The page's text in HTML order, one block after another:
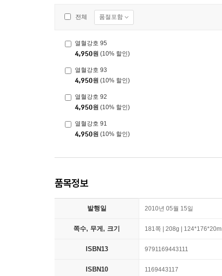
전체 품절포함
열혈강호 95
4,950원 (10% 할인)
열혈강호 93
4,950원 (10% 할인)
열혈강호 92
4,950원 (10% 할인)
열혈강호 91
4,950원 (10% 할인)
품목정보
발행일 2010년 05월 15일
쪽수, 무게, 크기 181쪽 | 208g |
ISBN13 9791169443111
ISBN10 1169443117